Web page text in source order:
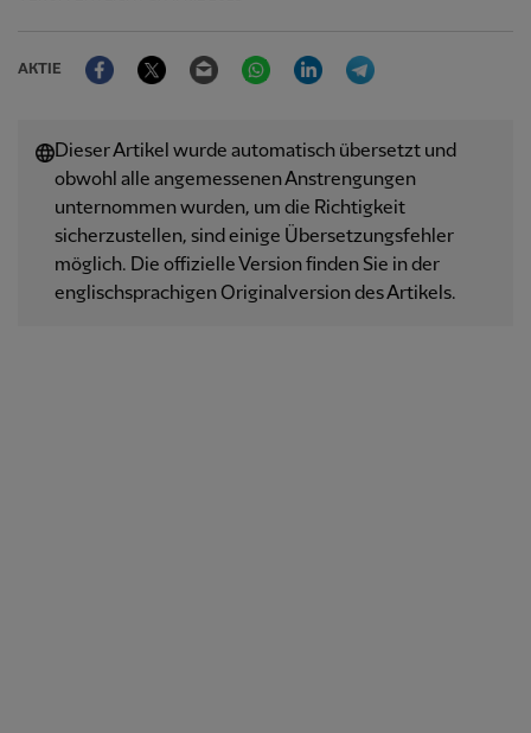
AKTIE
FacebookTwitter Email WhatsAppLinkedIn
Dieser Artikel wurde automatisch übersetzt und
obwohl alle angemessenen Anstrengungen
unternommen wurden, um die Richtigkeit
sicherzustellen, sind einige Übersetzungsfehler
möglich. Die offizielle Version finden Sie in der
englischsprachigen Originalversion des Artikels.